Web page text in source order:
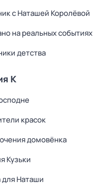
с Наташей Королёвой
на реальных событиях
детства
К
красок
домовёнка
Кузьки
для Наташи